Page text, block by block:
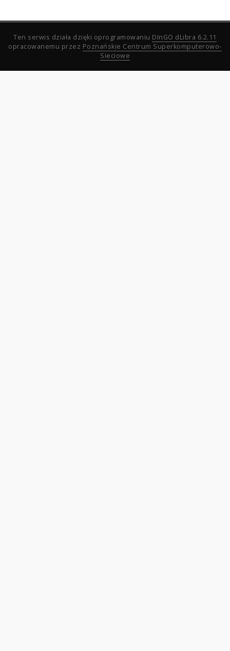
Ten serwis działa dzięki oprogramowaniu DInGO dLibra 6.2.11
opracowanemu przez Poznańskie Centrum Superkomputerowo-
Sieciowe